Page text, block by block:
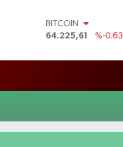
BITCOIN
64.225,61
%-0.63
47,6704
%0
GRAM ALTIN
6510.40
%0.45